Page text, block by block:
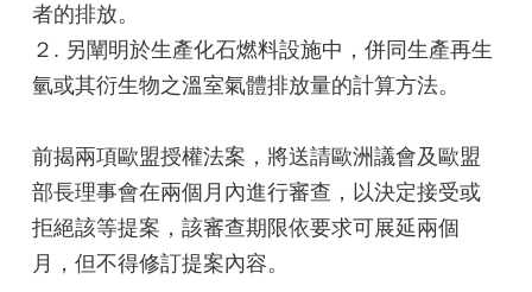
者的排放。
２. 另闡明於生產化石燃料設施中，併同生產再生
氫或其衍生物之溫室氣體排放量的計算方法。
前揭兩項歐盟授權法案，將送請歐洲議會及歐盟
部長理事會在兩個月內進行審查，以決定接受或
拒絕該等提案，該審查期限依要求可展延兩個
月，但不得修訂提案內容。